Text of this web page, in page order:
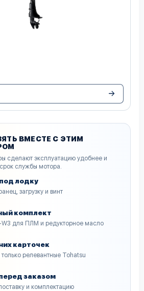
ВМЕСТЕ С ЭТИМ
сделают эксплуатацию удобнее и
службы мотора.
лодку
загрузку и винт
комплект
для ПЛМ и редукторное масло
карточек
только релевантные Tohatsu
заказом
и комплектацию